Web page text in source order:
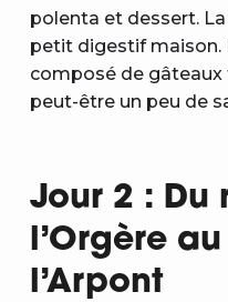
polenta et dessert.
petit digestif maison.
composé de
peut-être un peu de
Jour 2 : Du
l’Orgère
l’Arpont